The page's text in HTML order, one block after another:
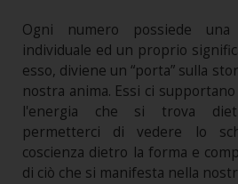
Ogni numero possiede
individuale ed un proprio
esso, diviene un “porta” sulla
nostra anima. Essi ci
l'energia che si trova
permetterci di vedere lo
coscienza dietro la forma e
di ciò che si manifesta nella